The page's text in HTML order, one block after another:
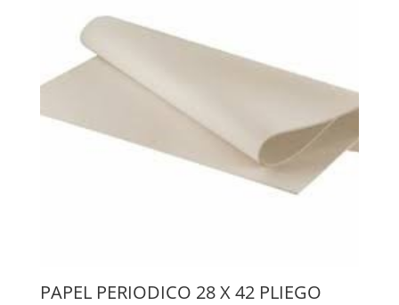
PAPEL PERIODICO 28 X 42 PLIEGO